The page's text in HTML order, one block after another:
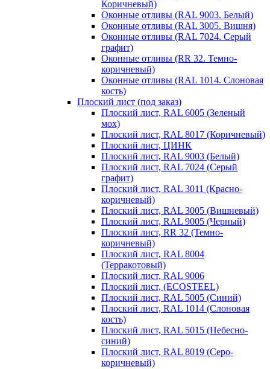
Коричневый)
Оконные отливы (RAL 9003. Белый)
Оконные отливы (RAL 3005. Вишня)
Оконные отливы (RAL 7024. Серый
графит)
Оконные отливы (RR 32. Темно-
коричневый)
Оконные отливы (RAL 1014. Слоновая
кость)
Плоский лист (под заказ)
Плоский лист, RAL 6005 (Зеленый
мох)
Плоский лист, RAL 8017 (Коричневый)
Плоский лист, ЦИНК
Плоский лист, RAL 9003 (Белый)
Плоский лист, RAL 7024 (Серый
графит)
Плоский лист, RAL 3011 (Красно-
коричневый)
Плоский лист, RAL 3005 (Вишневый)
Плоский лист, RAL 9005 (Черный)
Плоский лист, RR 32 (Темно-
коричневый)
Плоский лист, RAL 8004
(Терракотовый)
Плоский лист, RAL 9006
Плоский лист, (ECOSTEEL)
Плоский лист, RAL 5005 (Синий)
Плоский лист, RAL 1014 (Слоновая
кость)
Плоский лист, RAL 5015 (Небесно-
синий)
Плоский лист, RAL 8019 (Серо-
коричневый)